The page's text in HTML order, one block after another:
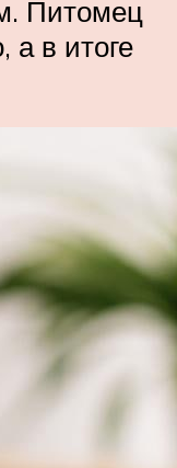
Питомец
а в итоге